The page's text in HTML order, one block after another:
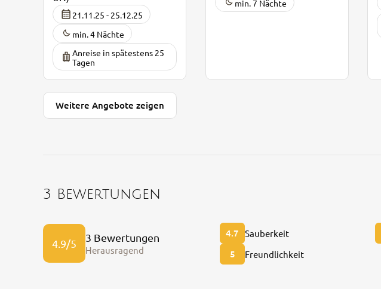
21.11.25 - 25.12.25
min. 4 Nächte
Anreise in spätestens 25
Tagen
min. 7 Nächte
Weitere Angebote zeigen
3 Bewertungen
4.9/5 3 Bewertungen
Herausragend
4.7 Sauberkeit
5 Freundlichkeit